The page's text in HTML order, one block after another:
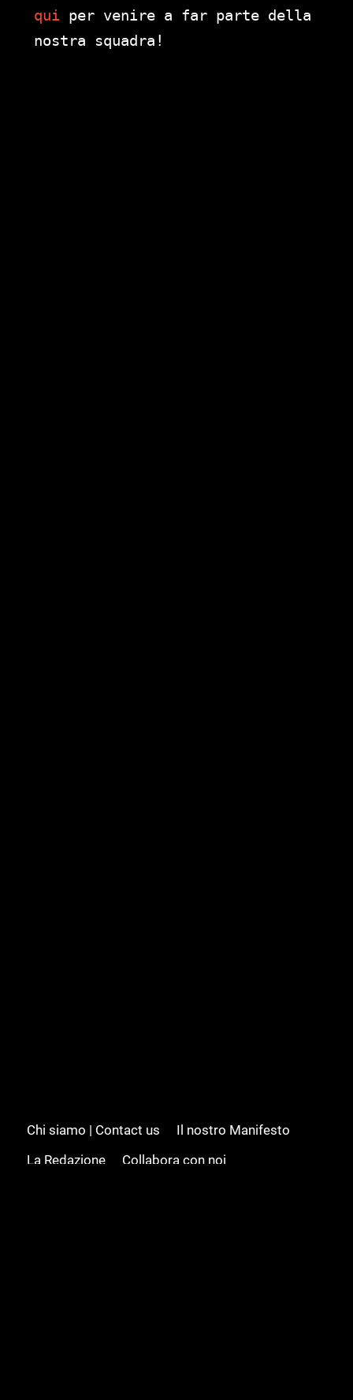
qui per venire a far parte della
nostra squadra!
Chi siamo | Contact us
Il nostro Manifesto
La Redazione
Collabora con noi